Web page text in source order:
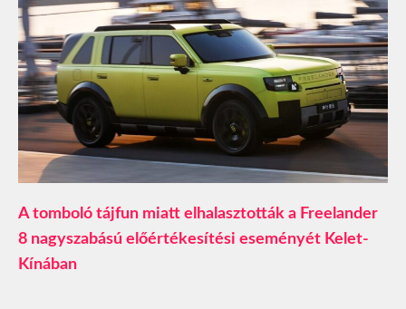
A tomboló tájfun miatt elhalasztották a Freelander
8 nagyszabású előértékesítési eseményét Kelet-
Kínában